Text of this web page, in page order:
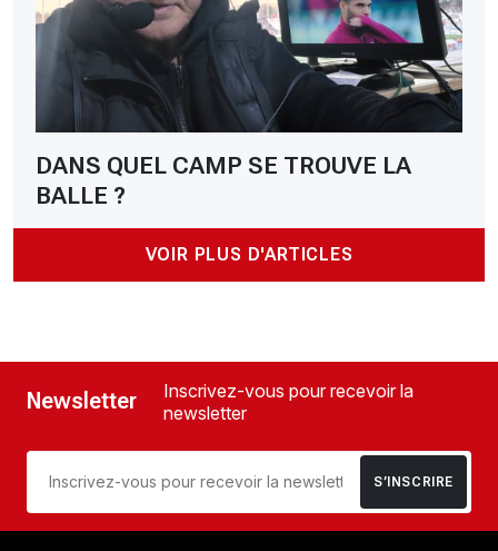
DANS QUEL CAMP SE TROUVE LA
BALLE ?
VOIR PLUS D'ARTICLES
Newsletter
Inscrivez-vous pour recevoir la
newsletter
S’INSCRIRE